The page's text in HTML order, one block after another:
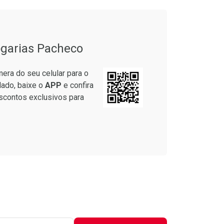
Pacheco
do seu celular para o
baixe o APP e confira
exclusivos para